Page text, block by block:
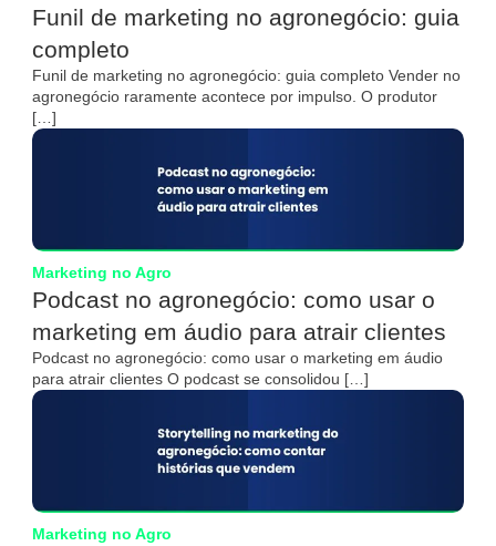
Funil de marketing no agronegócio: guia
completo
Funil de marketing no agronegócio: guia completo Vender no
agronegócio raramente acontece por impulso. O produtor
[…]
Marketing no Agro
Podcast no agronegócio: como usar o
marketing em áudio para atrair clientes
Podcast no agronegócio: como usar o marketing em áudio
para atrair clientes O podcast se consolidou […]
Marketing no Agro